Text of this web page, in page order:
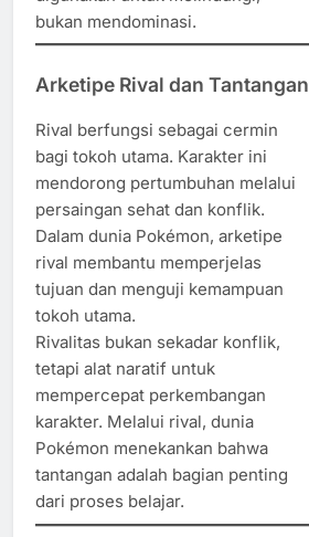
bukan mendominasi.
Arketipe Rival dan Tantangan
Rival berfungsi sebagai cermin
bagi tokoh utama. Karakter ini
mendorong pertumbuhan melalui
persaingan sehat dan konflik.
Dalam dunia Pokémon, arketipe
rival membantu memperjelas
tujuan dan menguji kemampuan
tokoh utama.
Rivalitas bukan sekadar konflik,
tetapi alat naratif untuk
mempercepat perkembangan
karakter. Melalui rival, dunia
Pokémon menekankan bahwa
tantangan adalah bagian penting
dari proses belajar.